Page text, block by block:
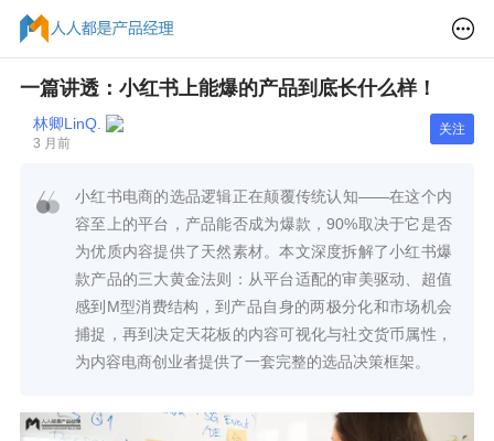
一篇讲透：小红书上能爆的产品到底长什么样！
林卿LinQ.
3 月前
关注
小红书电商的选品逻辑正在颠覆传统认知——在这个内
容至上的平台，产品能否成为爆款，90%取决于它是否
为优质内容提供了天然素材。本文深度拆解了小红书爆
款产品的三大黄金法则：从平台适配的审美驱动、超值
感到M型消费结构，到产品自身的两极分化和市场机会
捕捉，再到决定天花板的内容可视化与社交货币属性，
为内容电商创业者提供了一套完整的选品决策框架。